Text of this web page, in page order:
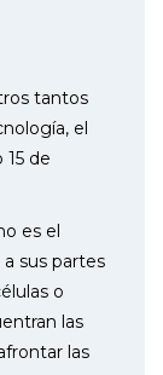
tantos
el
de
es el
sus partes
o
las
las